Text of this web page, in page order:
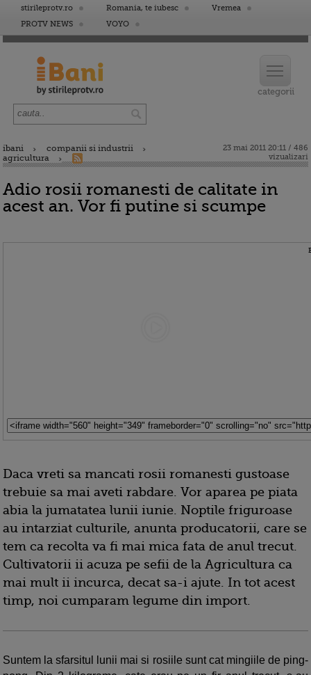
stirileprotv.ro Romania, te iubesc
Vremea
PROTV NEWS
VOYO
ibani
companii si industrii
agricultura
23 mai 2011 20:11 / 486
vizualizari
Adio rosii romanesti de calitate in
acest an. Vor fi putine si scumpe
Daca vreti sa mancati rosii romanesti gustoase
trebuie sa mai aveti rabdare. Vor aparea pe piata
abia la jumatatea lunii iunie. Noptile friguroase
au intarziat culturile, anunta producatorii, care se
tem ca recolta va fi mai mica fata de anul trecut.
Cultivatorii ii acuza pe sefii de la Agricultura ca
mai mult ii incurca, decat sa-i ajute. In tot acest
timp, noi cumparam legume din import.
Suntem la sfarsitul lunii mai si rosiile sunt cat mingiile de ping-